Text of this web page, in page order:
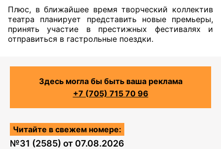
Плюс, в ближайшее время творческий коллектив
театра планирует представить новые премьеры,
принять участие в престижных фестивалях и
отправиться в гастрольные поездки.
Здесь могла бы быть ваша реклама
+7 (705) 715 70 96
Читайте в свежем номере:
№31 (2585) от 07.08.2026